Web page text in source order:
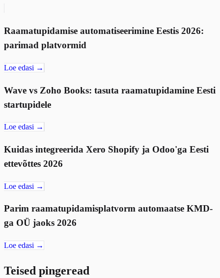
Raamatupidamise automatiseerimine Eestis 2026:
parimad platvormid
Loe edasi →
Wave vs Zoho Books: tasuta raamatupidamine Eesti
startupidele
Loe edasi →
Kuidas integreerida Xero Shopify ja Odoo'ga Eesti
ettevõttes 2026
Loe edasi →
Parim raamatupidamisplatvorm automaatse KMD-
ga OÜ jaoks 2026
Loe edasi →
Teised pingeread